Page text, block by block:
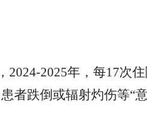
2025年，每17次
者跌倒或辐射灼伤等“